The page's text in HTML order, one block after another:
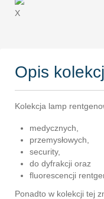
X
Opis
Kolekcja lamp
medycznych,
przemysłowych,
security,
do dyfrakcji oraz
fluorescencji
Ponadto w kolekcji tej